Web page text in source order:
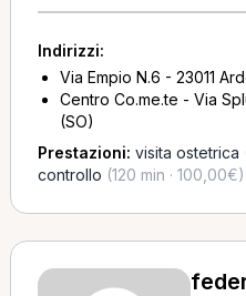
Indirizzi:
Via Empio N.6 - 23011
Centro Co.me.te - Via
(SO)
Prestazioni: visita ostetrica
controllo (120 min · 100,00€)